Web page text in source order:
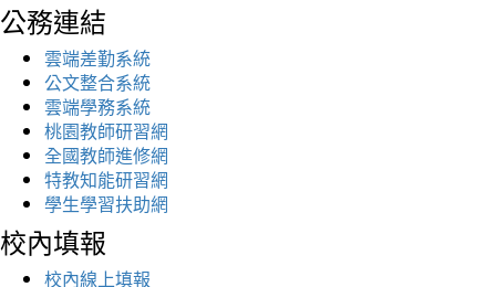
公務連結
雲端差勤系統
公文整合系統
雲端學務系統
桃園教師研習網
全國教師進修網
特教知能研習網
學生學習扶助網
校內填報
校內線上填報